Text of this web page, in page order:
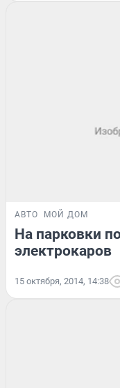
АВТО МОЙ ДОМ
На парковки
электрокаров
15 октября, 2014, 14:38